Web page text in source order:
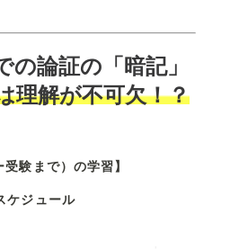
論証の「暗記」
理解が不可欠！？
験まで）の学習】
ケジュール